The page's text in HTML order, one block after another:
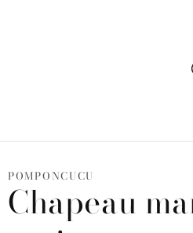
POMPONCUCU
Chapeau